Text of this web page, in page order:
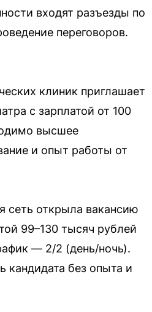
входят разъезды по
переговоров.
клиник приглашает
с зарплатой от 100
высшее
и опыт работы от
сеть открыла вакансию
99–130 тысяч рублей
— 2/2 (день/ночь).
кандидата без опыта и